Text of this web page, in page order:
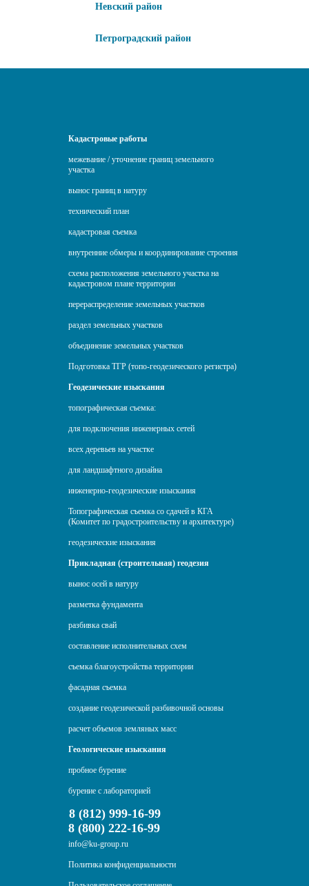
Невский район
Петроградский район
Кадастровые работы
межевание / уточнение границ земельного
участка
вынос границ в натуру
технический план
кадастровая съемка
внутренние обмеры и координирование строения
схема расположения земельного участка на
кадастровом плане территории
перераспределение земельных участков
раздел земельных участков
объединение земельных участков
Подготовка ТГР (топо-геодезического регистра)
Геодезические изыскания
топографическая съемка:
для подключения инженерных сетей
всех деревьев на участке
для ландшафтного дизайна
инженерно-геодезические изыскания
Топографическая съемка со сдачей в КГА
(Комитет по градостроительству и архитектуре)
геодезические изыскания
Прикладная (строительная) геодезия
вынос осей в натуру
разметка фундамента
разбивка свай
составление исполнительных схем
съемка благоустройства территории
фасадная съемка
создание геодезической разбивочной основы
расчет объемов земляных масс
Геологические изыскания
пробное бурение
бурение с лабораторией
8 (812) 999-16-99
8 (800) 222-16-99
info@ku-group.ru
Политика конфиденциальности